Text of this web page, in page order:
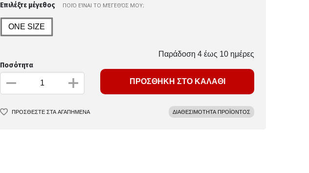
Επιλέξτε μέγεθος ΠΟΙΌ ΕΊΝΑΙ ΤΟ ΜΈΓΕΘΌΣ ΜΟΥ;
ONE SIZE
Παράδοση 4 έως 10 ημέρες
Ποσότητα
ΠΡΟΣΘΗΚΗ ΣΤΟ ΚΑΛΑΘΙ
ΠΡΟΣΘΕΣΤΕ ΣΤΑ ΑΓΑΠΗΜΕΝΑ ΔΙΑΘΕΣΙΜΟΤΗΤΑ ΠΡΟΪΟΝΤΟΣ